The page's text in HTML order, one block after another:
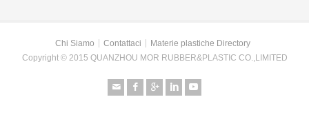
Chi Siamo Contattaci
Materie plastiche Directory
Copyright © 2015 QUANZHOU MOR RUBBER&PLASTIC CO.,LIMITED